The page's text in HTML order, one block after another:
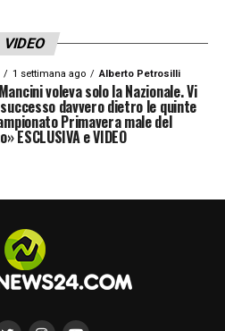
VIDEO
1 settimana ago Alberto Petrosilli
voleva solo la Nazionale. Vi
davvero dietro le quinte
Primavera male del
ESCLUSIVA e VIDEO